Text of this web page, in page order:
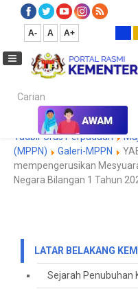
A- A A+
Carian...
Laman Utama Korporat
Tadbir Urus Perpaduan
(MPPN)
Galeri-MPPN
mempengerusikan
Negara Bilangan 1 Tahun
LATAR BELAKANG
Sejarah Penubuhan